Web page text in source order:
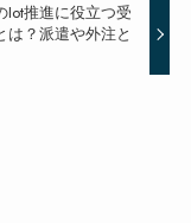
Iot推進に役立つ受
は？派遣や外注と